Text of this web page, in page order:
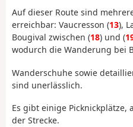
Auf dieser Route sind
erreichbar: Vaucresson (13),
Bougival zwischen (18) und (
wodurch die Wanderung bei
Wanderschuhe sowie
sind unerlässlich.
Es gibt einige Picknickplätze,
der Strecke.